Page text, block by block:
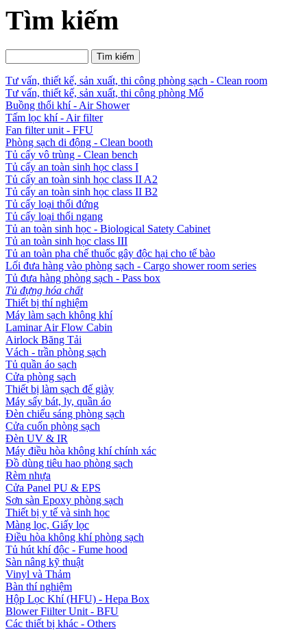
Tìm kiếm
Tư vấn, thiết kế, sản xuất, thi công phòng sạch - Clean room
Tư vấn, thiết kế, sản xuất, thi công phòng Mổ
Buồng thổi khí - Air Shower
Tấm lọc khí - Air filter
Fan filter unit - FFU
Phòng sạch di động - Clean booth
Tủ cấy vô trùng - Clean bench
Tủ cấy an toàn sinh học class I
Tủ cấy an toàn sinh học class II A2
Tủ cấy an toàn sinh học class II B2
Tủ cấy loại thổi đứng
Tủ cấy loại thổi ngang
Tủ an toàn sinh học - Biological Satety Cabinet
Tủ an toàn sinh học class III
Tủ an toàn pha chế thuốc gây độc hại cho tế bào
Lối đưa hàng vào phòng sạch - Cargo shower room series
Tủ đưa hàng phòng sạch - Pass box
Tủ đựng hóa chất
Thiết bị thí nghiệm
Máy làm sạch không khí
Laminar Air Flow Cabin
Airlock Băng Tải
Vách - trần phòng sạch
Tủ quần áo sạch
Cửa phòng sạch
Thiết bị làm sạch đế giày
Máy sấy bát, ly, quần áo
Đèn chiếu sáng phòng sạch
Cửa cuốn phòng sạch
Đèn UV & IR
Máy điều hòa không khí chính xác
Đồ dùng tiêu hao phòng sạch
Rèm nhựa
Cửa Panel PU & EPS
Sơn sàn Epoxy phòng sạch
Thiết bị y tế và sinh học
Màng lọc, Giấy lọc
Điều hòa không khí phòng sạch
Tủ hút khí độc - Fume hood
Sàn nâng kỹ thuật
Vinyl và Thảm
Bàn thí nghiệm
Hộp Lọc Khí (HFU) - Hepa Box
Blower Fiilter Unit - BFU
Các thiết bị khác - Others